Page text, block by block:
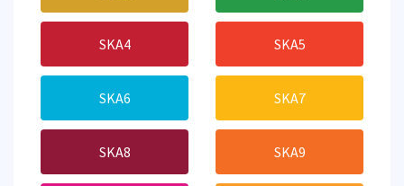
SKA4 SKA5
SKA6 SKA7
SKA8 SKA9